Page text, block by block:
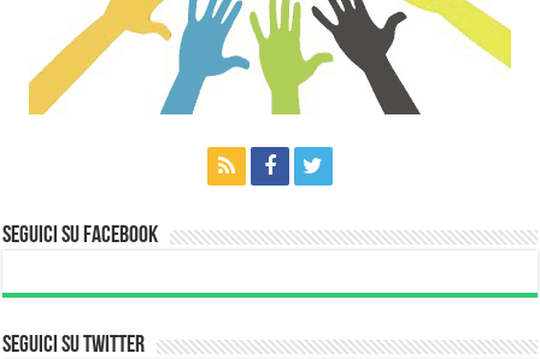
Seguici su Facebook
Seguici su Twitter